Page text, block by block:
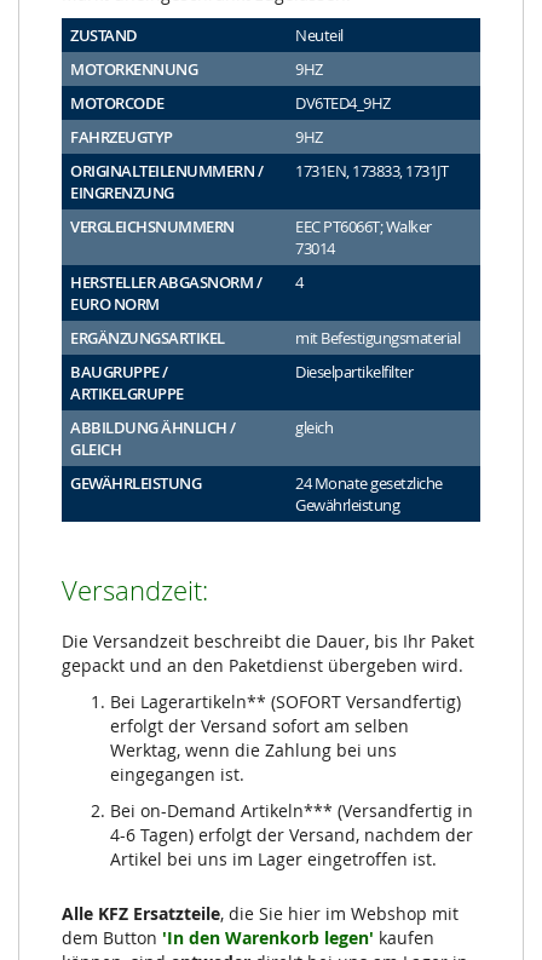
ZUSTAND
Neuteil
MOTORKENNUNG
9HZ
MOTORCODE
DV6TED4_9HZ
FAHRZEUGTYP
9HZ
ORIGINALTEILENUMMERN /
EINGRENZUNG
1731EN, 173833, 1731JT
VERGLEICHSNUMMERN
EEC PT6066T; Walker
73014
HERSTELLER ABGASNORM /
EURO NORM
4
ERGÄNZUNGSARTIKEL
mit Befestigungsmaterial
BAUGRUPPE /
ARTIKELGRUPPE
Dieselpartikelfilter
ABBILDUNG ÄHNLICH /
GLEICH
gleich
GEWÄHRLEISTUNG
24 Monate gesetzliche
Gewährleistung
Versandzeit:
Die Versandzeit beschreibt die Dauer, bis Ihr Paket
gepackt und an den Paketdienst übergeben wird.
Bei Lagerartikeln** (SOFORT Versandfertig)
erfolgt der Versand sofort am selben
Werktag, wenn die Zahlung bei uns
eingegangen ist.
Bei on-Demand Artikeln*** (Versandfertig in
4-6 Tagen) erfolgt der Versand, nachdem der
Artikel bei uns im Lager eingetroffen ist.
Alle KFZ Ersatzteile, die Sie hier im Webshop mit
dem Button 'In den Warenkorb legen' kaufen